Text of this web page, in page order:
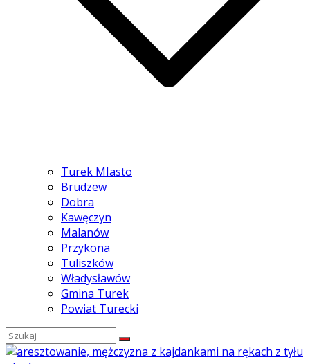
Turek MIasto
Brudzew
Dobra
Kawęczyn
Malanów
Przykona
Tuliszków
Władysławów
Gmina Turek
Powiat Turecki